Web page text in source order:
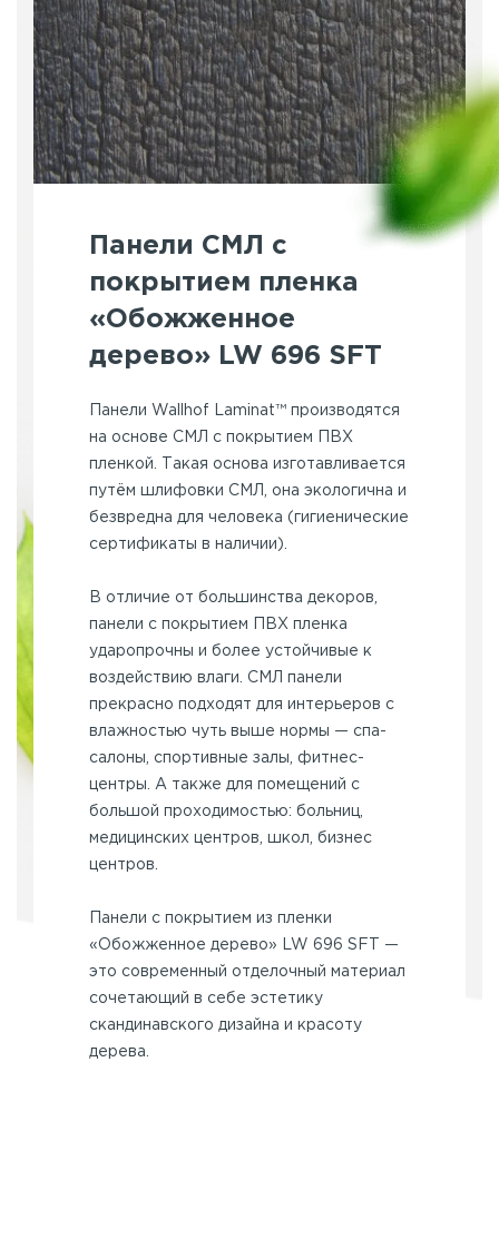
Панели СМЛ с
покрытием пленка
«Обожженное
дерево» LW 696 SFT
Панели Wallhof Laminat™ производятся
на основе СМЛ с покрытием ПВХ
пленкой. Такая основа изготавливается
путём шлифовки СМЛ, она экологична и
безвредна для человека (гигиенические
сертификаты в наличии).
В отличие от большинства декоров,
панели с покрытием ПВХ пленка
ударопрочны и более устойчивые к
воздействию влаги. СМЛ панели
прекрасно подходят для интерьеров с
влажностью чуть выше нормы — спа-
салоны, спортивные залы, фитнес-
центры. А также для помещений с
большой проходимостью: больниц,
медицинских центров, школ, бизнес
центров.
Панели с покрытием из пленки
«Обожженное дерево» LW 696 SFT —
это современный отделочный материал
сочетающий в себе эстетику
скандинавского дизайна и красоту
дерева.